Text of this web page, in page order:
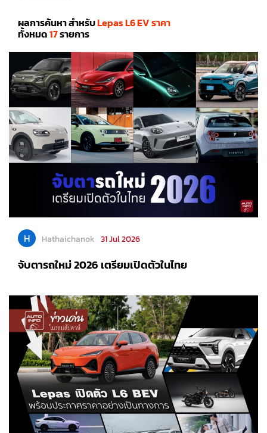
ผลการค้นหา สำหรับLepas L6 EV ราคา
ทั้งหมด17รายการ
H Hathaichanok 31 Jul 2026
จับตารถใหม่ 2026 เตรียมเปิดตัวในไทย